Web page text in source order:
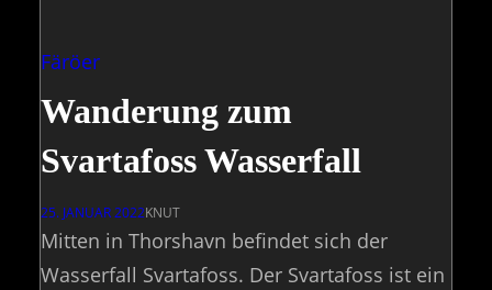
Färöer
Wanderung zum
Svartafoss Wasserfall
25. JANUAR 2022KNUT
Mitten in Thorshavn befindet sich der
Wasserfall Svartafoss. Der Svartafoss ist ein